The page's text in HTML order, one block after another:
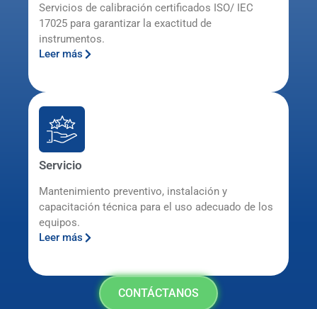
Servicios de calibración certificados ISO/ IEC
17025 para garantizar la exactitud de
instrumentos.
Leer más
Servicio
Mantenimiento preventivo, instalación y
capacitación técnica para el uso adecuado de los
equipos.
Leer más
CONTÁCTANOS